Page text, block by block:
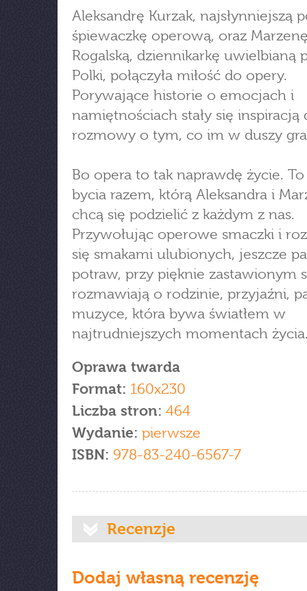
Aleksandrę Kurzak, najsłynniejszą
śpiewaczkę operową, oraz
Rogalską, dziennikarkę uwielbianą
Polki, połączyła miłość do opery.
Porywające historie o emocjach i
namiętnościach stały się inspiracją
rozmowy o tym, co im w duszy
Bo opera to tak naprawdę życie.
bycia razem, którą Aleksandra i
chcą się podzielić z każdym z nas.
Przywołując operowe smaczki i
się smakami ulubionych, jeszcze
potraw, przy pięknie zastawionym
rozmawiają o rodzinie, przyjaźni,
muzyce, która bywa światłem w
najtrudniejszych momentach
Oprawa twarda
Format: 160x230
Liczba stron: 464
Wydanie: pierwsze
ISBN: 978-83-240-6567-7
Recenzje
Dodaj własną recenzję